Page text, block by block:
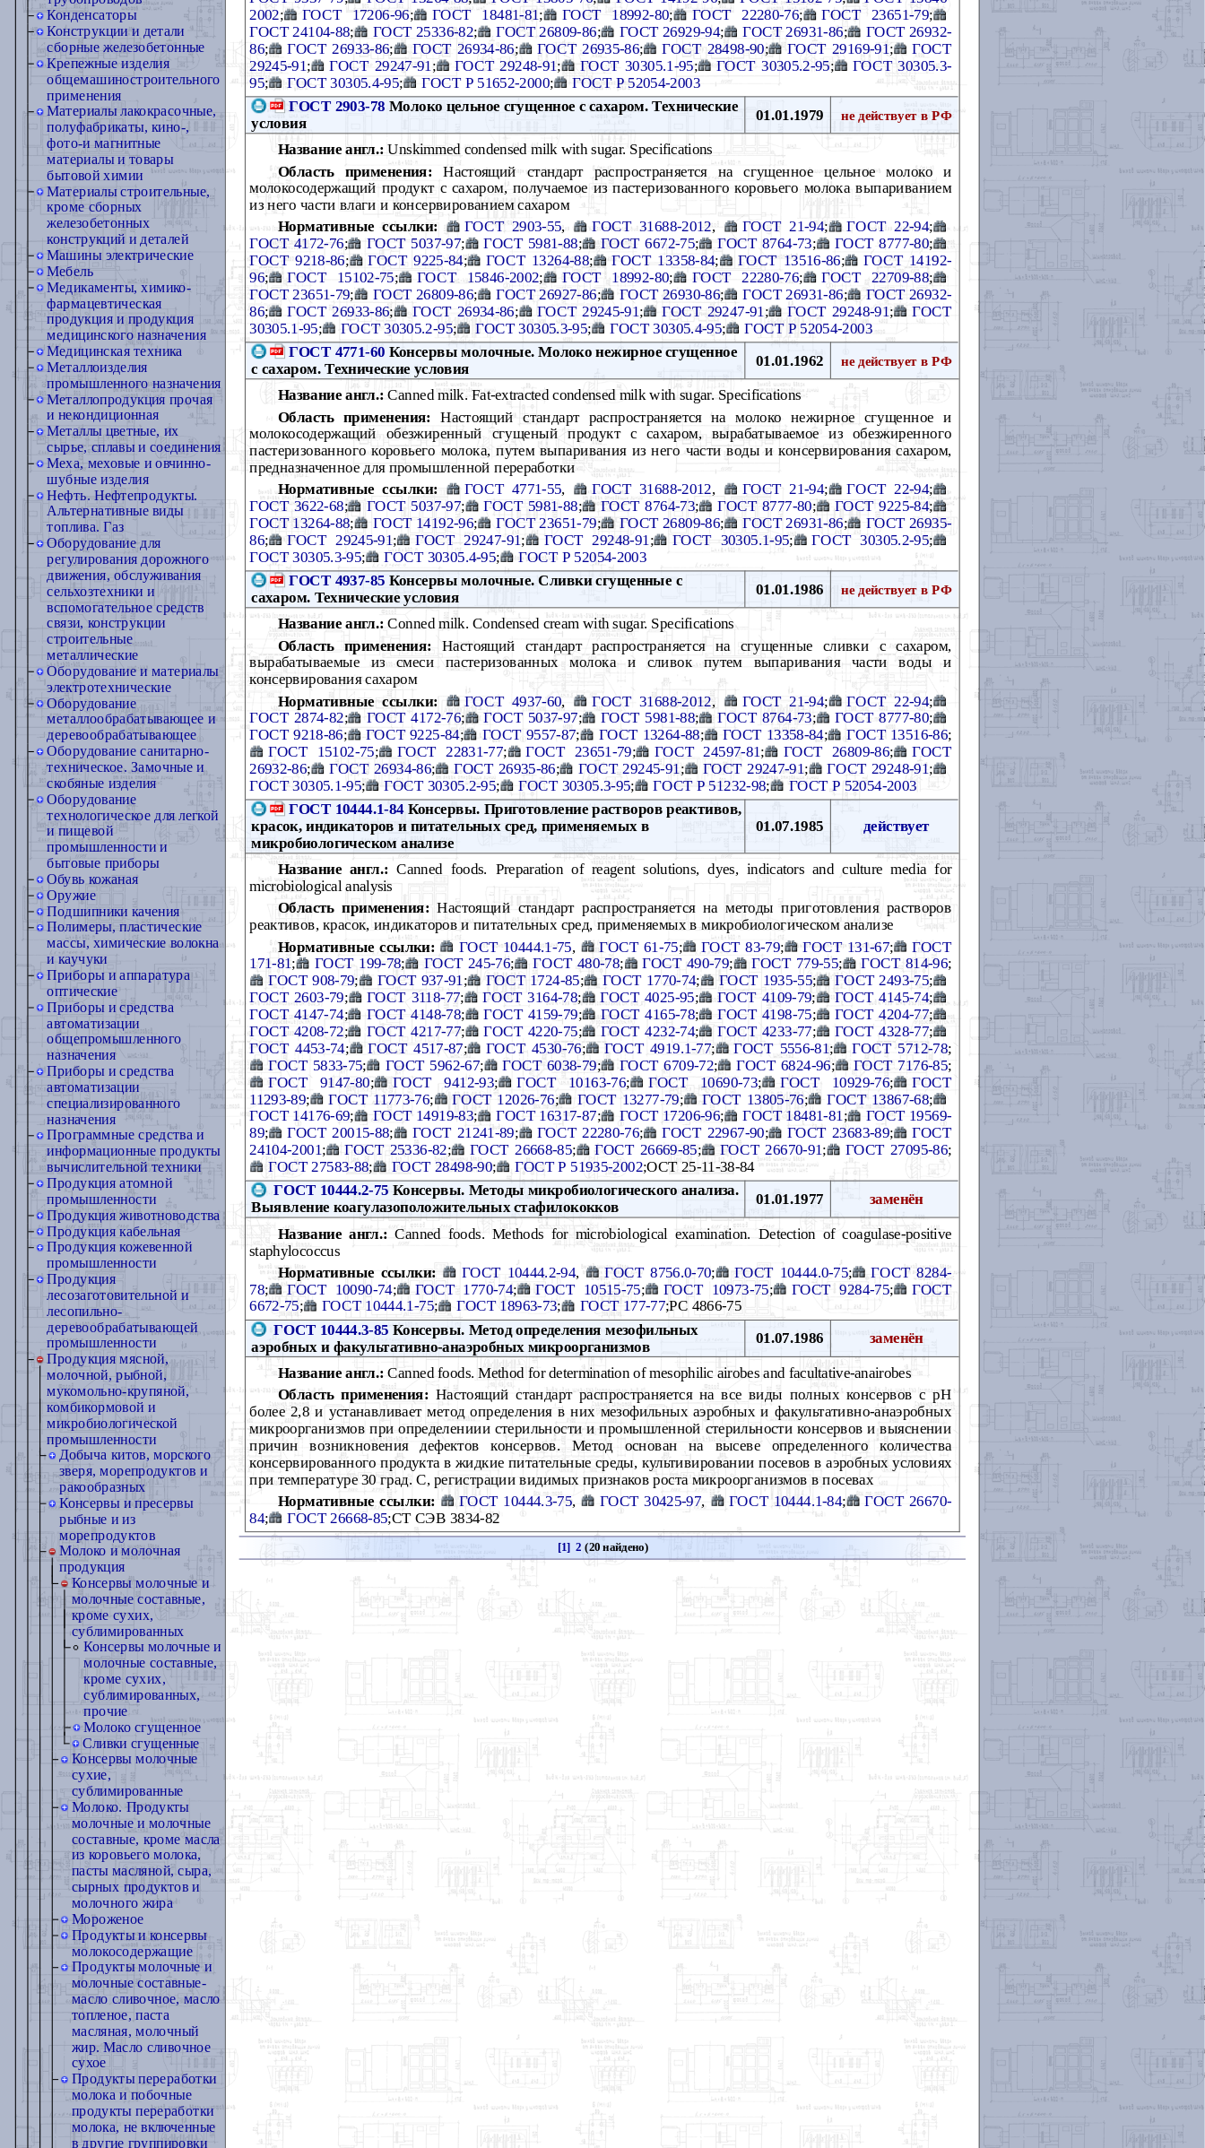
Конденсаторы
Конструкции и детали
сборные железобетонные
Крепежные изделия
общемашиностроительного
применения
Материалы лакокрасочные,
полуфабрикаты, кино-,
фото-и магнитные
материалы и товары
бытовой химии
Материалы строительные,
кроме сборных
железобетонных
конструкций и деталей
Машины электрические
Мебель
Медикаменты, химико-
фармацевтическая
продукция и продукция
медицинского назначения
Медицинская техника
Металлоизделия
промышленного назначения
Металлопродукция прочая
и некондиционная
Металлы цветные, их
сырье, сплавы и соединения
Меха, меховые и овчинно-
шубные изделия
Нефть. Нефтепродукты.
Альтернативные виды
топлива. Газ
Оборудование для
регулирования дорожного
движения, обслуживания
сельхозтехники и
вспомогательное средств
связи, конструкции
строительные
металлические
Оборудование и материалы
электротехнические
Оборудование
металлообрабатывающее и
деревообрабатывающее
Оборудование санитарно-
техническое. Замочные и
скобяные изделия
Оборудование
технологическое для легкой
и пищевой
промышленности и
бытовые приборы
Обувь кожаная
Оружие
Подшипники качения
Полимеры, пластические
массы, химические волокна
и каучуки
Приборы и аппаратура
оптические
Приборы и средства
автоматизации
общепромышленного
назначения
Приборы и средства
автоматизации
специализированного
назначения
Программные средства и
информационные продукты
вычислительной техники
Продукция атомной
промышленности
Продукция животноводства
Продукция кабельная
Продукция кожевенной
промышленности
Продукция
лесозаготовительной и
лесопильно-
деревообрабатывающей
промышленности
Продукция мясной,
молочной, рыбной,
мукомольно-крупяной,
комбикормовой и
микробиологической
промышленности
Добыча китов, морского
зверя, морепродуктов и
ракообразных
Консервы и пресервы
рыбные и из
морепродуктов
Молоко и молочная
продукция
Консервы молочные и
молочные составные,
кроме сухих,
сублимированных
Консервы молочные и
молочные составные,
кроме сухих,
сублимированных,
прочие
Молоко сгущенное
Сливки сгущенные
Консервы молочные
сухие,
сублимированные
Молоко. Продукты
молочные и молочные
составные, кроме масла
из коровьего молока,
пасты масляной, сыра,
сырных продуктов и
молочного жира
Мороженое
Продукты и консервы
молокосодержащие
Продукты молочные и
молочные составные-
масло сливочное, масло
топленое, паста
масляная, молочный
жир. Масло сливочное
сухое
Продукты переработки
молока и побочные
продукты переработки
молока, не включенные
в другие группировки
2002; ГОСТ 17206-96; ГОСТ 18481-81; ГОСТ 18992-80; ГОСТ 22280-76; ГОСТ 23651-79;
ГОСТ 24104-88; ГОСТ 25336-82; ГОСТ 26809-86; ГОСТ 26929-94; ГОСТ 26931-86; ГОСТ 26932-
86; ГОСТ 26933-86; ГОСТ 26934-86; ГОСТ 26935-86; ГОСТ 28498-90; ГОСТ 29169-91; ГОСТ
29245-91; ГОСТ 29247-91 ; ГОСТ 29248-91; ГОСТ 30305.1-95; ГОСТ 30305.2-95; ГОСТ 30305.3-
95; ГОСТ 30305.4-95; ГОСТ Р 51652-2000;
ГОСТ Р 52054-2003
ГОСТ 2903-78 Молоко цельное сгущенное с сахаром. Технические
условия
01.01.1979 не действует в РФ
Название англ.: Unskimmed condensed milk with sugar. Specifications
Область применения: Настоящий стандарт распространяется на сгущенное цельное молоко и
молокосодержащий продукт с сахаром, получаемое из пастеризованного коровьего молока выпариванием
из него части влаги и консервированием сахаром
Нормативные ссылки:
ГОСТ 2903-55, ГОСТ 31688-2012, ГОСТ 21-94; ГОСТ 22-94;
ГОСТ 4172-76; ГОСТ 5037-97; ГОСТ 5981-88; ГОСТ 6672-75; ГОСТ 8764-73; ГОСТ 8777-80;
ГОСТ 9218-86; ГОСТ 9225-84; ГОСТ 13264-88; ГОСТ 13358-84; ГОСТ 13516-86;
ГОСТ 14192-
96; ГОСТ 15102-75; ГОСТ 15846-2002; ГОСТ 18992-80; ГОСТ 22280-76; ГОСТ 22709-88;
ГОСТ 23651-79; ГОСТ 26809-86; ГОСТ 26927-86; ГОСТ 26930-86; ГОСТ 26931-86; ГОСТ 26932-
86; ГОСТ 26933-86; ГОСТ 26934-86; ГОСТ 29245-91; ГОСТ 29247-91 ; ГОСТ 29248-91; ГОСТ
30305.1-95; ГОСТ 30305.2-95; ГОСТ 30305.3-95; ГОСТ 30305.4-95; ГОСТ Р 52054-2003
ГОСТ 4771-60 Консервы молочные. Молоко нежирное сгущенное
с сахаром. Технические условия
01.01.1962 не действует в РФ
Название англ.: Canned milk. Fat-extracted condensed milk with sugar. Specifications
Область применения: Настоящий стандарт распространяется на молоко нежирное сгущенное и
молокосодержащий обезжиренный сгущеный продукт с сахаром, вырабатываемое из обезжиренного
пастеризованного коровьего молока, путем выпаривания из него части воды и консервирования сахаром,
предназначенное для промышленной переработки
Нормативные ссылки: ГОСТ 4771-55, ГОСТ 31688-2012, ГОСТ 21-94; ГОСТ 22-94;
ГОСТ 3622-68; ГОСТ 5037-97; ГОСТ 5981-88; ГОСТ 8764-73; ГОСТ 8777-80; ГОСТ 9225-84;
ГОСТ 13264-88; ГОСТ 14192-96; ГОСТ 23651-79; ГОСТ 26809-86; ГОСТ 26931-86; ГОСТ 26935-
86; ГОСТ 29245-91; ГОСТ 29247-91; ГОСТ 29248-91 ; ГОСТ 30305.1-95; ГОСТ 30305.2-95;
ГОСТ 30305.3-95; ГОСТ 30305.4-95; ГОСТ Р 52054-2003
ГОСТ 4937-85 Консервы молочные. Сливки сгущенные с
сахаром. Технические условия
01.01.1986 не действует в РФ
Название англ.: Conned milk. Condensed cream with sugar. Specifications
Область применения: Настоящий стандарт распространяется на сгущенные сливки с сахаром,
вырабатываемые из смеси пастеризованных молока и сливок путем выпаривания части воды и
консервирования сахаром
Нормативные ссылки: ГОСТ 4937-60, ГОСТ 31688-2012, ГОСТ 21-94; ГОСТ 22-94;
ГОСТ 2874-82; ГОСТ 4172-76; ГОСТ 5037-97; ГОСТ 5981-88; ГОСТ 8764-73; ГОСТ 8777-80;
ГОСТ 9218-86; ГОСТ 9225-84; ГОСТ 9557-87; ГОСТ 13264-88; ГОСТ 13358-84; ГОСТ 13516-86;
ГОСТ 15102-75; ГОСТ 22831-77; ГОСТ 23651-79; ГОСТ 24597-81; ГОСТ 26809-86; ГОСТ
26932-86; ГОСТ 26934-86; ГОСТ 26935-86; ГОСТ 29245-91; ГОСТ 29247-91; ГОСТ 29248-91;
ГОСТ 30305.1-95; ГОСТ 30305.2-95; ГОСТ 30305.3-95; ГОСТ Р 51232-98; ГОСТ Р 52054-2003
ГОСТ 10444.1-84Консервы. Приготовление растворов реактивов,
красок, индикаторов и питательных сред, применяемых в
микробиологическом анализе
01.07.1985 действует
Название англ.: Canned foods. Preparation of reagent solutions, dyes, indicators and culture media for
microbiological analysis
Область применения:Настоящий стандарт распространяется на методы приготовления растворов
реактивов, красок, индикаторов и питательных сред, применяемых в микробиологическом анализе
Нормативные ссылки:
ГОСТ 10444.1-75 ГОСТ 61-75; ГОСТ 83-79; ГОСТ 131-67; ГОСТ
171-81; ГОСТ 199-78; ГОСТ 245-76; ГОСТ 480-78; ГОСТ 490-79; ГОСТ 779-55; ГОСТ 814-96;
ГОСТ 908-79; ГОСТ 937-91 ; ГОСТ 1724-85; ГОСТ 1770-74; ГОСТ 1935-55; ГОСТ 2493-75;
ГОСТ 2603-79; ГОСТ 3118-77; ГОСТ 3164-78; ГОСТ 4025-95; ГОСТ 4109-79; ГОСТ 4145-74;
ГОСТ 4147-74; ГОСТ 4148-78; ГОСТ 4159-79; ГОСТ 4165-78; ГОСТ 4198-75; ГОСТ 4204-77;
ГОСТ 4208-72; ГОСТ 4217-77; ГОСТ 4220-75; ГОСТ 4232-74; ГОСТ 4233-77; ГОСТ 4328-77;
ГОСТ 4453-74; ГОСТ 4517-87; ГОСТ 4530-76; ГОСТ 4919.1-77; ГОСТ 5556-81; ГОСТ 5712-78;
ГОСТ 5833-75; ГОСТ 5962-67; ГОСТ 6038-79; ГОСТ 6709-72; ГОСТ 6824-96; ГОСТ 7176-85;
ГОСТ 9147-80; ГОСТ 9412-93; ГОСТ 10163-76; ГОСТ 10690-73; ГОСТ 10929-76; ГОСТ
11293-89; ГОСТ 11773-76; ГОСТ 12026-76; ГОСТ 13277-79; ГОСТ 13805-76; ГОСТ 13867-68;
ГОСТ 14176-69; ГОСТ 14919-83; ГОСТ 16317-87; ГОСТ 17206-96; ГОСТ 18481-81 ;
ГОСТ 19569-
89; ГОСТ 20015-88; ГОСТ 21241-89; ГОСТ 22280-76; ГОСТ 22967-90; ГОСТ 23683-89; ГОСТ
24104-2001; ГОСТ 25336-82; ГОСТ 26668-85; ГОСТ 26669-85; ГОСТ 26670-91; ГОСТ 27095-86;
ГОСТ 27583-88; ГОСТ 28498-90; ГОСТ Р 51935-2002;ОСТ 25-11-38-84
ГОСТ 10444.2-75 Консервы. Методы микробиологического анализа.
Выявление коагулазоположительных стафилококков
01.01.1977 заменён
Название англ.: Canned foods. Methods for microbiological examination. Detection of coagulase-positive
staphylococcus
Нормативные ссылки:
ГОСТ 10444.2-94, ГОСТ 8756.0-70; ГОСТ 10444.0-75;
ГОСТ 8284-
78; ГОСТ 10090-74; ГОСТ 1770-74; ГОСТ 10515-75; ГОСТ 10973-75; ГОСТ 9284-75; ГОСТ
6672-75; ГОСТ 10444.1-75; ГОСТ 18963-73; ГОСТ 177-77;РС 4866-75
ГОСТ 10444.3-85 Консервы. Метод определения мезофильных
аэробных и факультативно-анаэробных микроорганизмов
01.07.1986 заменён
Название англ.: Canned foods. Method for determination of mesophilic airobes and facultative-anairobes
Область применения: Настоящий стандарт распространяется на все виды полных консервов с рН
более 2,8 и устанавливает метод определения в них мезофильных аэробных и факультативно-анаэробных
микроорганизмов при определениии стерильности и промышленной стерильности консервов и выяснении
причин возникновения дефектов консервов. Метод основан на высеве определенного количества
консервированного продукта в жидкие питательные среды, культивировании посевов в аэробных условиях
при температуре 30 град. С, регистрации видимых признаков роста микроорганизмов в посевах
Нормативные ссылки: ГОСТ 10444.3-75, ГОСТ 30425-97 ГОСТ 10444.1-84;
ГОСТ 26670-
84; ГОСТ 26668-85;CT CЭB 3834-82
[1] 2 (20 найдено)